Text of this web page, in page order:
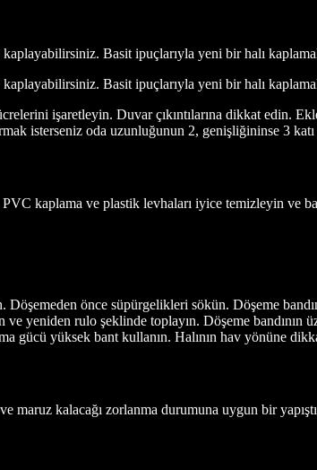
kaplayabilirsiniz. Basit ipuçlarıyla yeni bir halı
Basit ipuçlarıyla yeni bir halı
işaretleyin. Duvar çıkıntılarına dikkat edin.
isterseniz oda uzunluğunun 2, genişliğininse 3 katı
kaplama ve plastik levhaları iyice temizleyin ve
önce süpürgelikleri sökün. Döşeme
yeniden rulo şeklinde toplayın. Döşeme bandının
gücü yüksek bant kullanın. Halının hav yönüne
maruz kalacağı zorlanma durumuna uygun bir